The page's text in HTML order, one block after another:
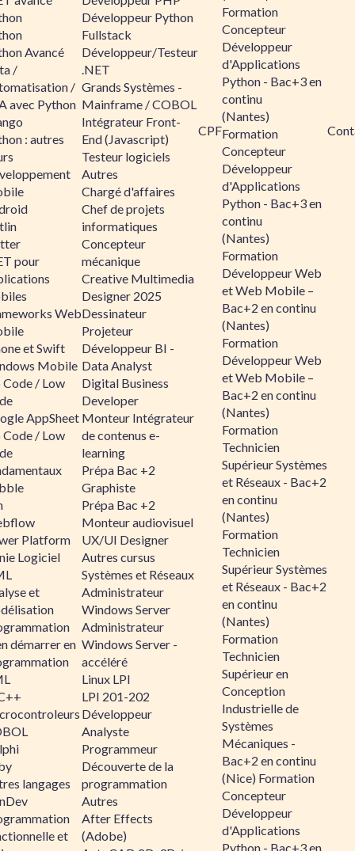
Avancé
/
/
avec Python
: autres
pour
Web
et Swift
Mobile
/ Low
AppSheet
/ Low
Platform
Logiciel
et
démarrer en
langages
et
Développeur Python
Fullstack
Développeur/Testeur
.NET
Grands Systèmes -
Mainframe / COBOL
Intégrateur Front-
End (Javascript)
Testeur logiciels
Autres
Chargé d'affaires
Chef de projets
informatiques
Concepteur
mécanique
Creative Multimedia
Designer 2025
Dessinateur
Projeteur
Développeur BI -
Data Analyst
Digital Business
Developer
Monteur Intégrateur
de contenus e-
learning
Prépa Bac +2
Graphiste
Prépa Bac +2
Monteur audiovisuel
UX/UI Designer
Autres cursus
Systèmes et Réseaux
Administrateur
Windows Server
Administrateur
Windows Server -
accéléré
Linux LPI
LPI 201-202
Développeur
Analyste
Programmeur
Découverte de la
programmation
Autres
After Effects
(Adobe)
CPF
Formation
Concepteur
Développeur
d'Applications
Python - Bac+3 en
continu
(Nantes)
Formation
Concepteur
Développeur
d'Applications
Python - Bac+3 en
continu
(Nantes)
Formation
Développeur Web
et Web Mobile –
Bac+2 en continu
(Nantes)
Formation
Développeur Web
et Web Mobile –
Bac+2 en continu
(Nantes)
Formation
Technicien
Supérieur Systèmes
et Réseaux - Bac+2
en continu
(Nantes)
Formation
Technicien
Supérieur Systèmes
et Réseaux - Bac+2
en continu
(Nantes)
Formation
Technicien
Supérieur en
Conception
Industrielle de
Systèmes
Mécaniques -
Bac+2 en continu
(Nice) Formation
Concepteur
Développeur
d'Applications
Python - Bac+3 en